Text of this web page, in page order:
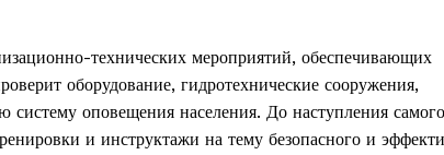
технических мероприятий, обеспечивающих
оборудование, гидротехнические сооружения,
систему оповещения населения. До наступления самого
и инструктажи на тему безопасного и